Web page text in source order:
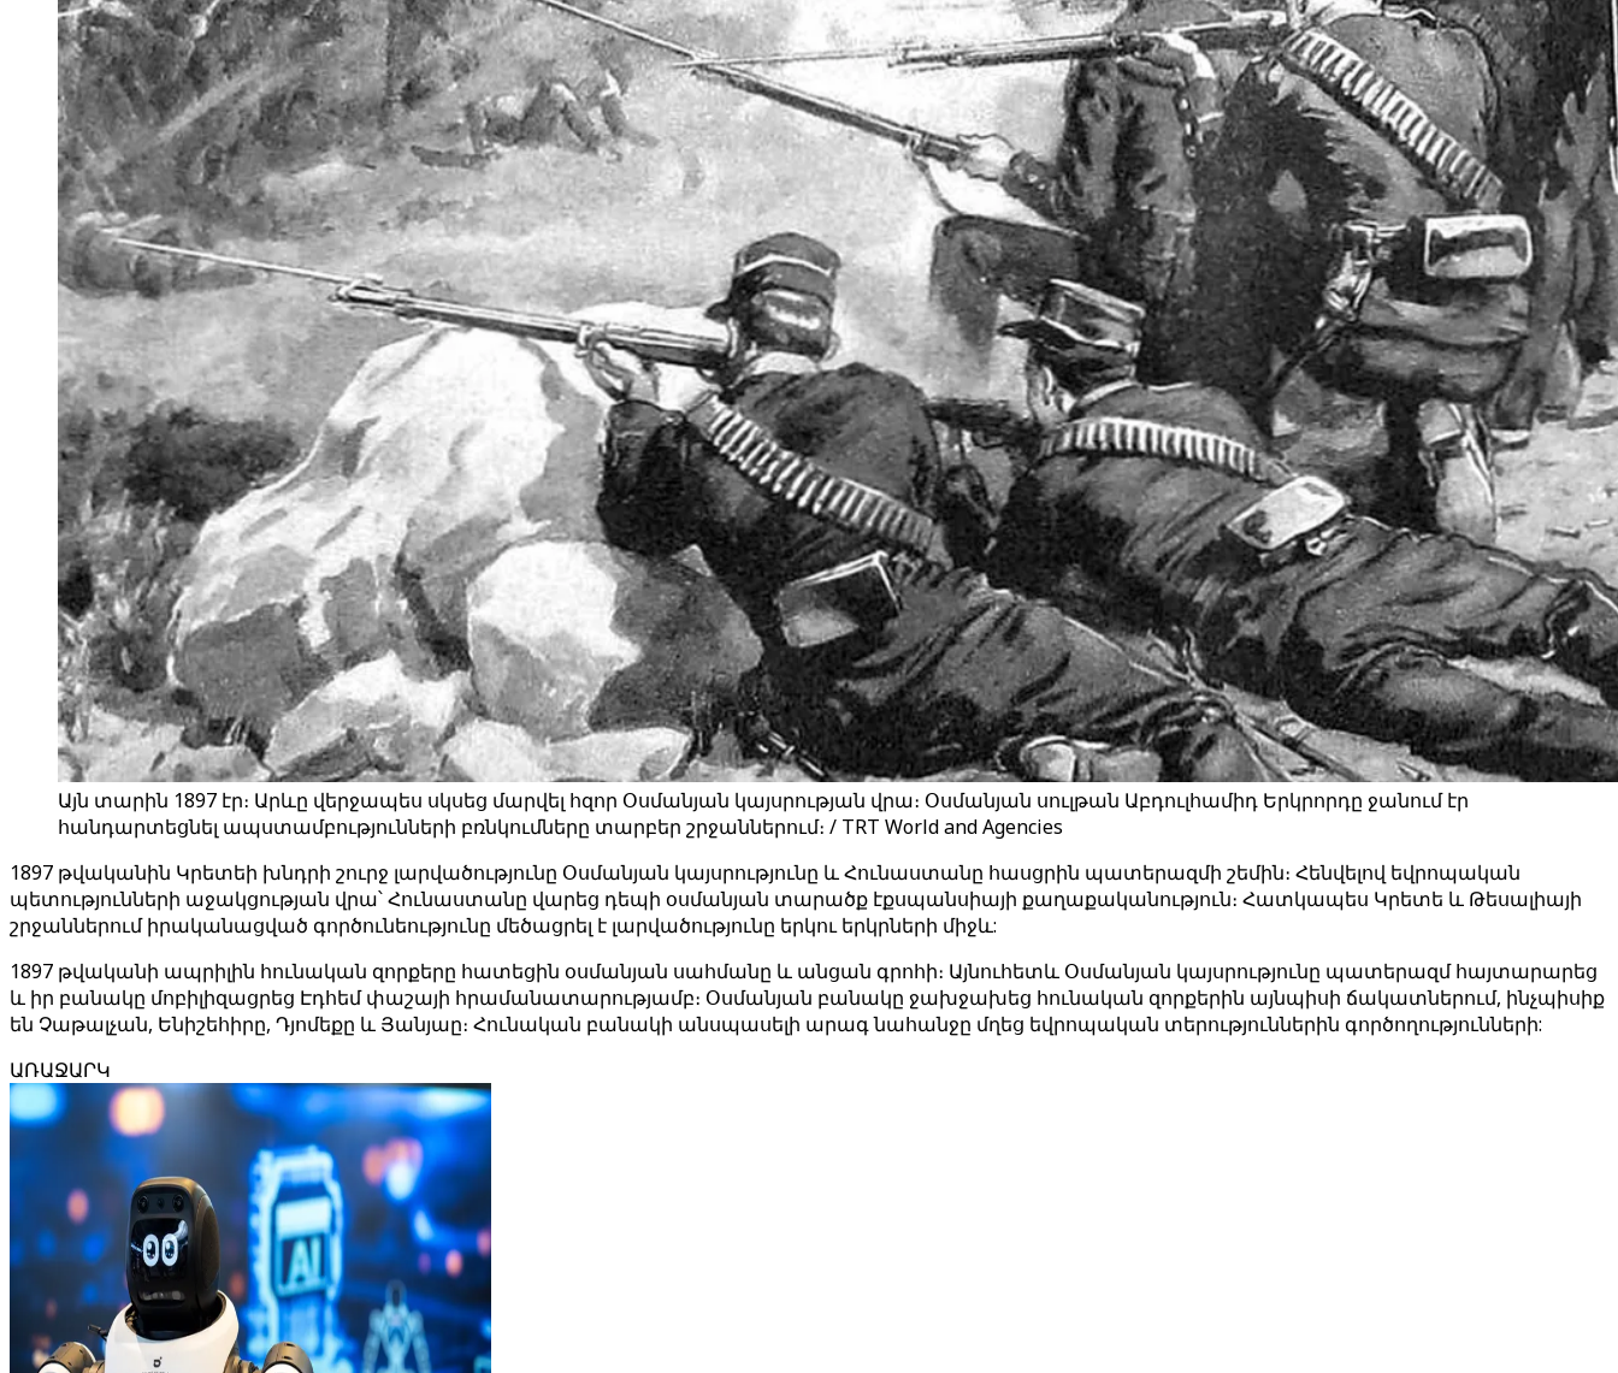
Այն տարին 1897 էր։ Արևը վերջապես սկսեց մարվել հզոր Օսմանյան կայսրության վրա։ Օսմանյան սուլթան Աբդուլհամիդ Երկրորդը ջանում էր
հանդարտեցնել ապստամբությունների բռնկումները տարբեր շրջաններում։ / TRT World and Agencies
1897 թվականին Կրետեի խնդրի շուրջ լարվածությունը Օսմանյան կայսրությունը և Հունաստանը հասցրին պատերազմի շեմին։ Հենվելով եվրոպական
պետությունների աջակցության վրա՝ Հունաստանը վարեց դեպի օսմանյան տարածք էքսպանսիայի քաղաքականություն։ Հատկապես Կրետե և Թեսալիայի
շրջաններում իրականացված գործունեությունը մեծացրել է լարվածությունը երկու երկրների միջև:
1897 թվականի ապրիլին հունական զորքերը հատեցին օսմանյան սահմանը և անցան գրոհի։ Այնուհետև Օսմանյան կայսրությունը պատերազմ հայտարարեց
և իր բանակը մոբիլիզացրեց Էդհեմ փաշայի հրամանատարությամբ։ Օսմանյան բանակը ջախջախեց հունական զորքերին այնպիսի ճակատներում, ինչպիսիք
են Չաթալչան, Ենիշեհիրը, Դյոմեքը և Յանյաը։ Հունական բանակի անսպասելի արագ նահանջը մղեց եվրոպական տերություններին գործողությունների:
ԱՌԱՋԱՐԿ